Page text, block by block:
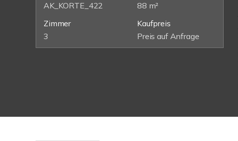
AK_KORTE_422
88 m²
Zimmer
3
Kaufpreis
Preis auf Anfrage